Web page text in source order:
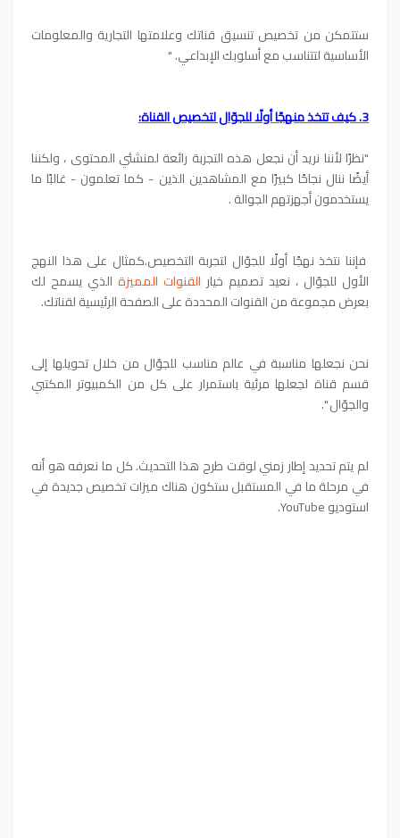
ستتمكن من تخصيص تنسيق قناتك وعلامتها التجارية والمعلومات
الأساسية لتتناسب مع أسلوبك الإبداعي. "
3. كيف تتخذ منهجًا أولًا للجوّال لتخصيص القناة:
"نظرًا لأننا نريد أن نجعل هذه التجربة رائعة لمنشئي المحتوى ، ولكننا
أيضًا ننال نجاحًا كبيرًا مع المشاهدين الذين - كما تعلمون - غالبًا ما
يستخدمون أجهزتهم الجوالة .
فإننا نتخذ نهجًا أولًا للجوّال لتجربة التخصيص.كمثال على هذا النهج
الأول للجوّال ، نعيد تصميم خيار القنوات المميزة الذي يسمح لك
بعرض مجموعة من القنوات المحددة على الصفحة الرئيسية لقناتك.
نحن نجعلها مناسبة في عالم مناسب للجوّال من خلال تحويلها إلى
قسم قناة لجعلها مرئية باستمرار على كل من الكمبيوتر المكتبي
والجوّال ".
لم يتم تحديد إطار زمني لوقت طرح هذا التحديث. كل ما نعرفه هو أنه
في مرحلة ما في المستقبل ستكون هناك ميزات تخصيص جديدة في
استوديو YouTube.